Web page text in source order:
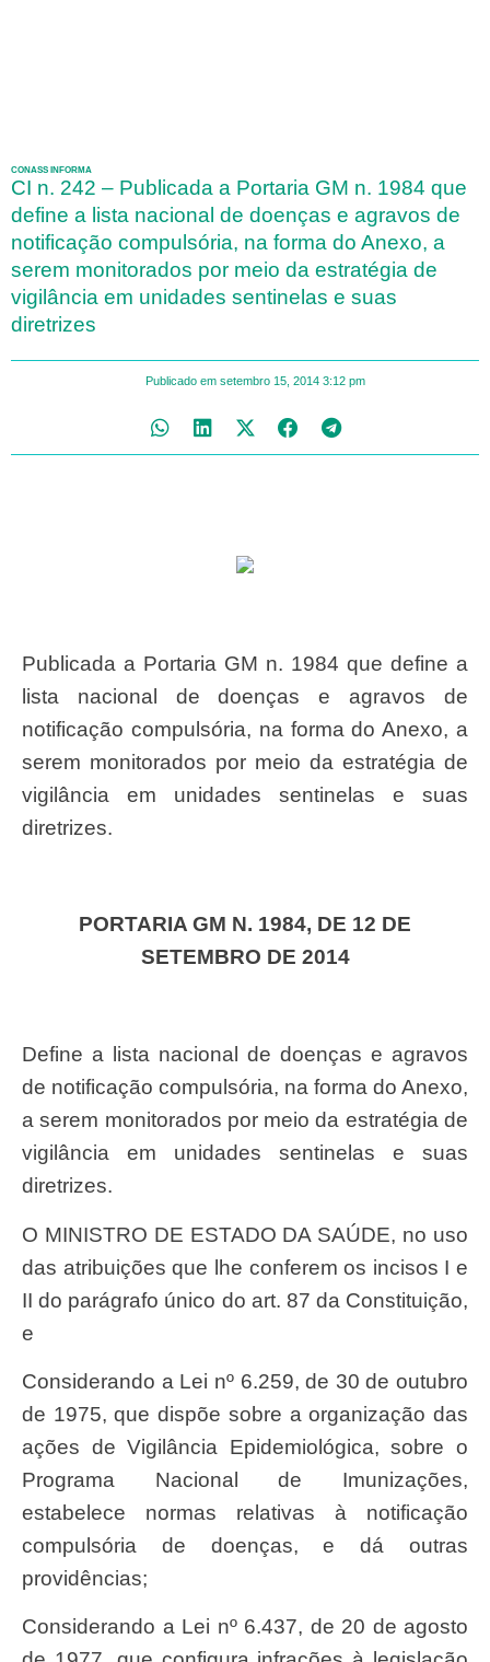
CONASS INFORMA
CI n. 242 – Publicada a Portaria GM n. 1984 que
define a lista nacional de doenças e agravos de
notificação compulsória, na forma do Anexo, a
serem monitorados por meio da estratégia de
vigilância em unidades sentinelas e suas
diretrizes
Publicado em setembro 15, 2014 3:12 pm
Publicada a Portaria GM n. 1984 que define a
lista nacional de doenças e agravos de
notificação compulsória, na forma do Anexo, a
serem monitorados por meio da estratégia de
vigilância em unidades sentinelas e suas
diretrizes.
PORTARIA GM N. 1984, DE 12 DE
SETEMBRO DE 2014
Define a lista nacional de doenças e agravos
de notificação compulsória, na forma do Anexo,
a serem monitorados por meio da estratégia de
vigilância em unidades sentinelas e suas
diretrizes.
O MINISTRO DE ESTADO DA SAÚDE, no uso
das atribuições que lhe conferem os incisos I e
II do parágrafo único do art. 87 da Constituição,
e
considerando a Lei nº 6.259, de 30 de outubro
de 1975, que dispõe sobre a organização das
ações de Vigilância Epidemiológica, sobre o
Programa Nacional de Imunizações,
estabelece normas relativas à notificação
compulsória de doenças, e dá outras
providências;
considerando a Lei nº 6.437, de 20 de agosto